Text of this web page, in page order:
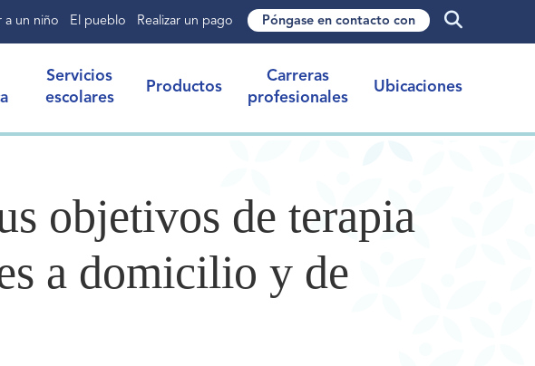
a un niño El pueblo Realizar un pago Póngase en contacto con
Servicios
escolares
Productos
Carreras
profesionales
Ubicaciones
objetivos de terapia
a domicilio y de